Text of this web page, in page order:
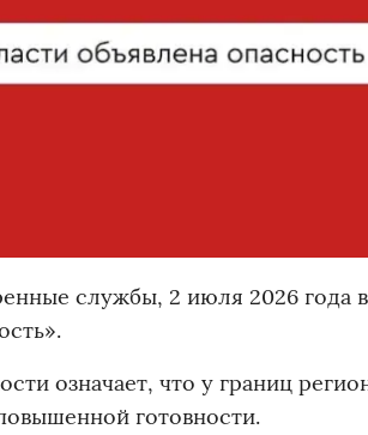
службы, 2 июля 2026 года
означает, что у границ
готовности.